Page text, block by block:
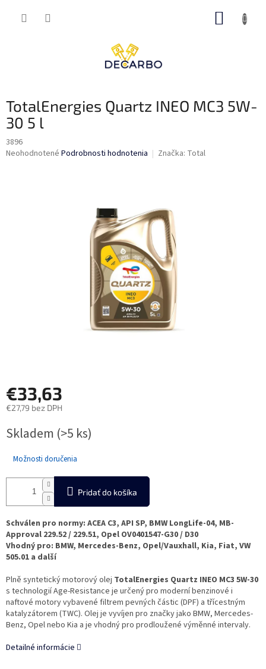
TotalEnergies Quartz INEO MC3 5W-
30 5 l
3896
Priemerné
Neohodnotené Podrobnosti hodnotenia Značka: Total
€33,63
€27,79 bez DPH
cena:
Skladem (>5 ks)
Možnosti doručenia
Pridať do košíka
Schválen pro normy: ACEA C3, API SP, BMW LongLife-04, MB-
Approval 229.52 / 229.51, Opel OV0401547-G30 / D30
Vhodný pro: BMW, Mercedes-Benz, Opel/Vauxhall, Kia, Fiat, VW
505.01 a další
Plně syntetický motorový olej TotalEnergies Quartz INEO MC3 5W-30
s technologií Age-Resistance je určený pro moderní benzinové i
naftové motory vybavené filtrem pevných částic (DPF) a třícestným
katalyzátorem (TWC). Olej je vyvíjen pro značky jako BMW, Mercedes-
Benz, Opel nebo Kia a je vhodný pro prodloužené výměnné intervaly.
Detailné informácie